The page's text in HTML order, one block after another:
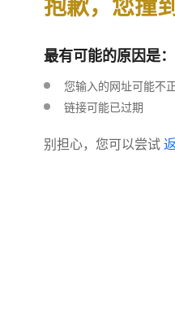
最有可能的原因是：
您输入的网址可能不
链接可能已过期
别担心，您可以尝试